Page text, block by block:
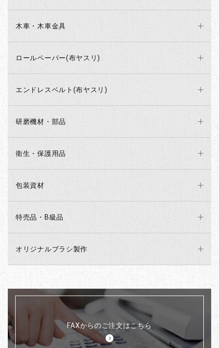
木車・木車金具
ロールペーパー(布ヤスリ)
エンドレスベルト(布ヤスリ)
研磨機材・部品
衛生・保護用品
包装資材
特売品・B級品
オリジナルブラシ製作
FAXからのご注文はこちら